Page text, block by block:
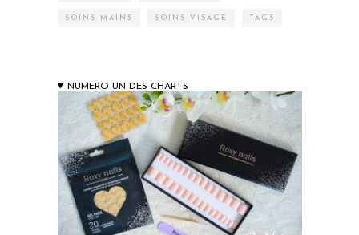
SOINS MAINS SOINS VISAGE TAGS
NUMERO UN DES CHARTS